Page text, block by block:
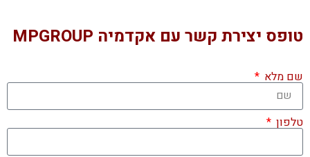
טופס יצירת קשר עם אקדמיה MPGROUP
שם מלא
טלפון